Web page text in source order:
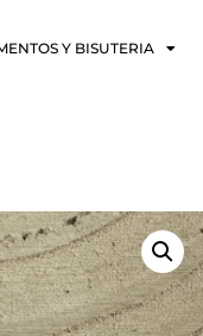
Y BISUTERIA